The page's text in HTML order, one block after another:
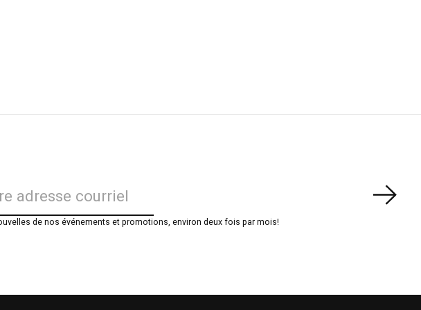
de nos événements et promotions, environ deux fois par mois!